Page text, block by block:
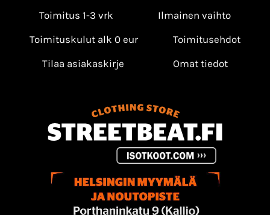
Toimitus 1-3 vrk
Ilmainen vaihto
Toimituskulut alk 0 eur
Toimitusehdot
Tilaa asiakaskirje
Omat tiedot